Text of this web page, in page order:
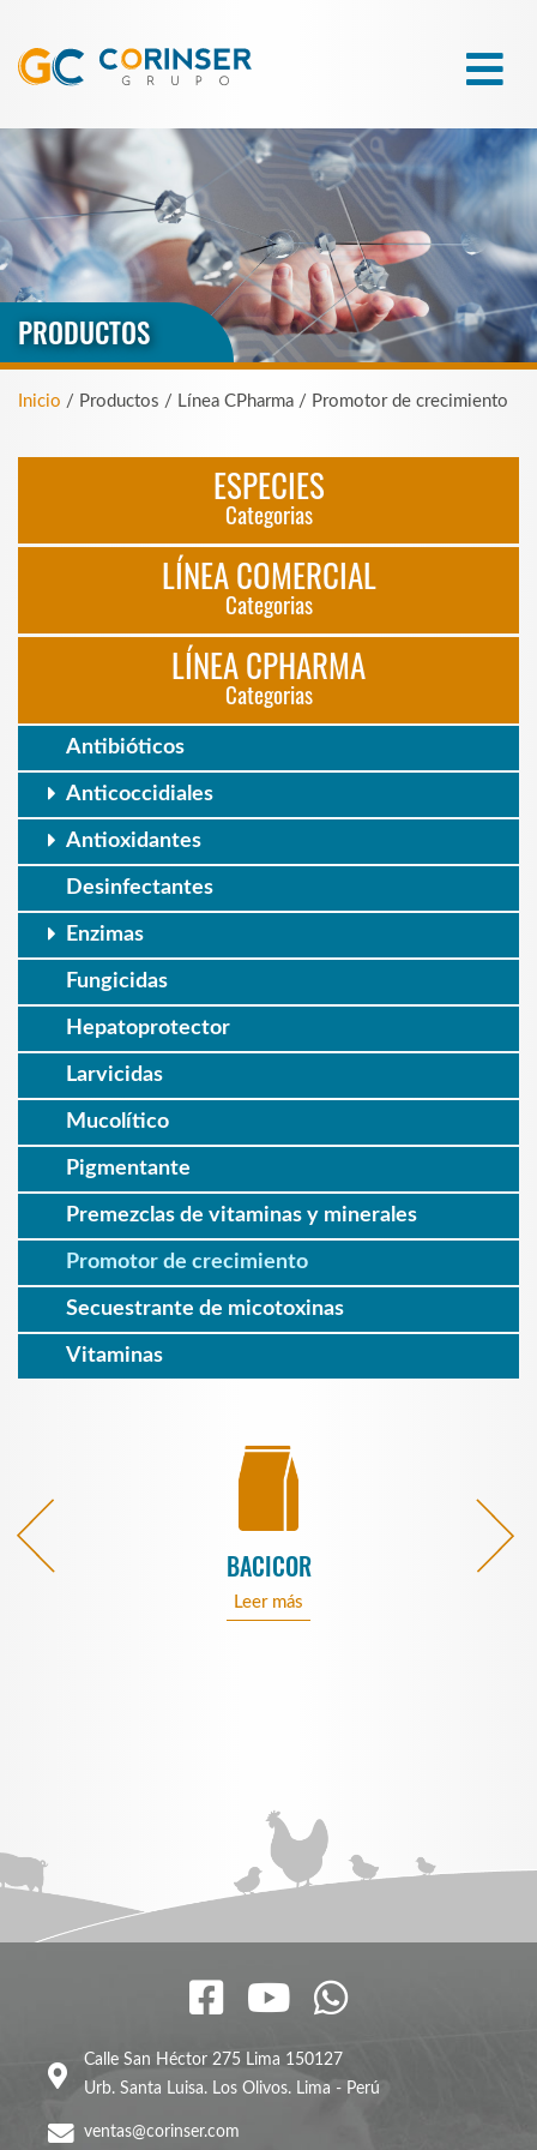
PRODUCTOS
Inicio / Productos / Línea CPharma / Promotor de crecimiento
ESPECIES
Categorias
LÍNEA COMERCIAL
Categorias
LÍNEA CPHARMA
Categorias
Antibióticos
Anticoccidiales
Antioxidantes
Desinfectantes
Enzimas
Fungicidas
Hepatoprotector
Larvicidas
Mucolítico
Pigmentante
Premezclas de vitaminas y minerales
Promotor de crecimiento
Secuestrante de micotoxinas
Vitaminas
BACICOR
Leer más
Calle San Héctor 275 Lima 150127
Urb. Santa Luisa. Los Olivos. Lima - Perú
ventas@corinser.com